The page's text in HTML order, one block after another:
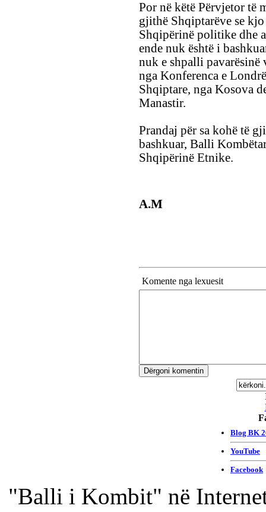
Por në këtë Përvjetor të
gjithë Shqiptarëve se kjo
Shqipërinë politike dhe
ende nuk është i
nuk e shpalli pavarësinë
nga Konferenca e
Shqiptare, nga Kosova
Manastir.
Prandaj për sa kohë të
bashkuar, Balli
Shqipërinë Etnike.
A.M
Komente nga lexuesit
"Balli i Kombit" në